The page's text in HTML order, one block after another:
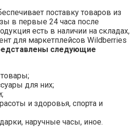
поставку товаров из
в первые 24 часа после
есть в наличии на складах,
для маркетплейсов Wildberries
следующие
для них;
и здоровья, спорта и
наручные часы, иное.